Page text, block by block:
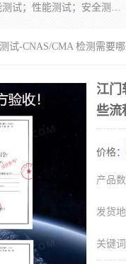
正检信服提供软件产品登记测试；科技项目验收测试；产品确认测试；功能测试；性能测试；安全测试；代码审计测试；漏洞扫描测试；渗透测试；风险评估测试；信息安全等级保护测评；双软认定；实验室建设质量体系建设；软件着作权、软件评测等服务。
试-CNAS/CMA 检测需要
江门
些流
价格：
产品数
发货地
关键词